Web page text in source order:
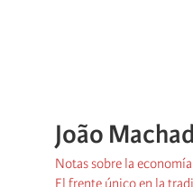
João
Notas sobre la